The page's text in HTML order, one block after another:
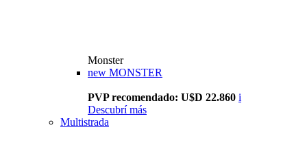
Monster
new MONSTER
PVP recomendado: U$D 22.860 i
Descubrí más
Multistrada